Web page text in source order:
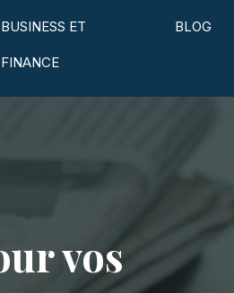
BUSINESS ET
FINANCE
BLOG
vos